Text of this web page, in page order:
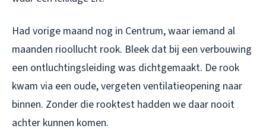
Had vorige maand nog in Centrum, waar iemand al
maanden rioollucht rook. Bleek dat bij een verbouwing
een ontluchtingsleiding was dichtgemaakt. De rook
kwam via een oude, vergeten ventilatieopening naar
binnen. Zonder die rooktest hadden we daar nooit
achter kunnen komen.